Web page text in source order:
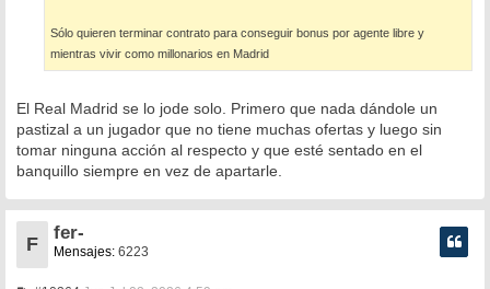
Sólo quieren terminar contrato para conseguir bonus por agente libre y
mientras vivir como millonarios en Madrid
El Real Madrid se lo jode solo. Primero que nada dándole un
pastizal a un jugador que no tiene muchas ofertas y luego sin
tomar ninguna acción al respecto y que esté sentado en el
banquillo siempre en vez de apartarle.
F
fer-
Mensajes: 6223